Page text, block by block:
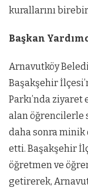
kurallarını
Başkan
Arnavutköy
Başakşehir
Parkı’nda ziyaret
alan öğrencilerle
daha sonra
etti. Başakşehir
öğretmen ve
getirerek,